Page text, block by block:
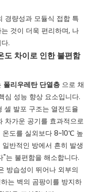
경량성과 모듈식 접합 특
것이 더욱 편리하며, 나
.
도 차이로 인한 불편함
폴리우레탄 단열층으로 채
심 성능 향상 요소입니다.
셀 발포 구조는 열전도율
차가운 공기를 효과적으로
도를 실외보다 8~10℃ 높
반적인 방에서 흔히 발생
는 불편함을 해소합니다.
방습성이 뛰어나 외부의
는 벽의 곰팡이를 방지하